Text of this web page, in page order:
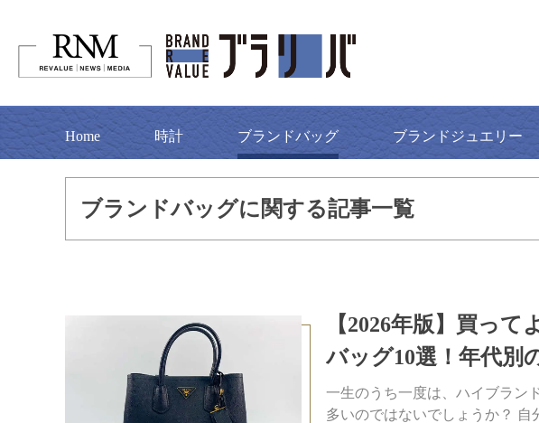
Home 時計 ブランドバッグ ブランドジュエリー
ブランドバッグに関する記事一覧
【2026年版】買っ
バッグ10選！年代別
一生のうち一度は、ハイブラン
多いのではないでしょうか？ 自